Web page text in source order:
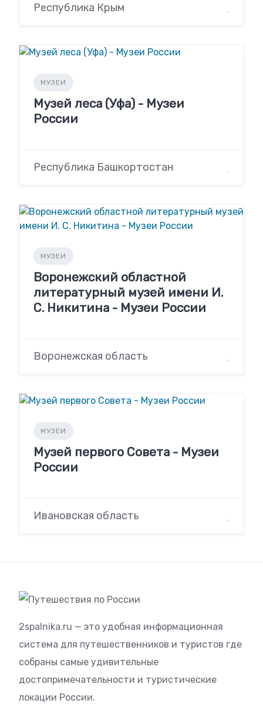
Республика Крым
МУЗЕИ
Музей леса (Уфа) - Музеи
России
Республика Башкортостан
МУЗЕИ
Воронежский областной
литературный музей имени И.
С. Никитина - Музеи России
Воронежская область
МУЗЕИ
Музей первого Совета - Музеи
России
Ивановская область
2spalnika.ru — это удобная информационная
система для путешественников и туристов где
собраны самые удивительные
достопримечательности и туристические
локации России.